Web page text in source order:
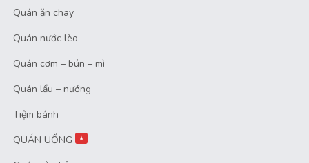
Quán ăn chay
Quán nước lèo
Quán cơm – bún – mì
Quán lẩu – nướng
Tiệm bánh
QUÁN UỐNG
★